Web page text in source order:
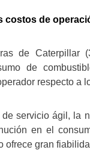
costos de
de
de
respecto a
servicio ágil, la
en el
ofrece gran